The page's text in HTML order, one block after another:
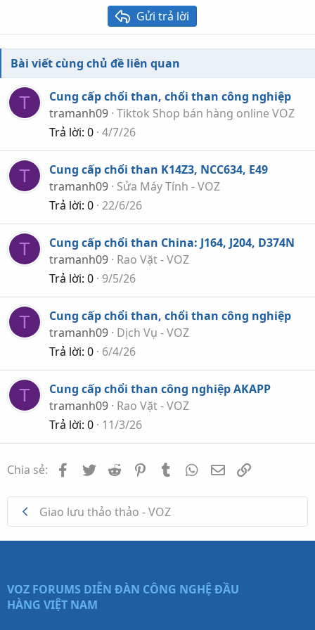
Trebuchet MS
Verdana
Gửi trả lời
Bài viết cùng chủ đề liên quan
T
Cung cấp chổi than, chổi than công nghiệp
tramanh09 Tiktok Shop bán hàng online VOZ
Trả lời 0 4/7/26
T
Cung cấp chổi than K14Z3, NCC634, E49
tramanh09 Sửa Máy Tính - VOZ
Trả lời 0 22/6/26
T
Cung cấp chổi than China: J164, J204, D374N
tramanh09 Rao Vặt - VOZ
Trả lời 0 9/5/26
T
Cung cấp chổi than, chổi than công nghiệp
tramanh09 Dịch Vụ - VOZ
Trả lời 0 6/4/26
T
Cung cấp chổi than công nghiệp AKAPP
tramanh09 Rao Vặt - VOZ
Trả lời 0 11/3/26
Chia sẻ: Facebook
TwitterReddit PinterestTumblrWhatsApp
Email
Giao lưu thảo thảo - VOZ
VOZ FORUMS DIỄN ĐÀN CÔNG NGHỆ ĐẦU
HÀNG VIỆT NAM